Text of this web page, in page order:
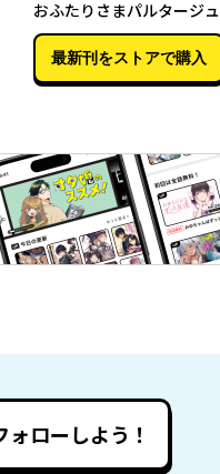
おふたりさまパルタージュ
最新刊をストアで購入
ォローしよう！